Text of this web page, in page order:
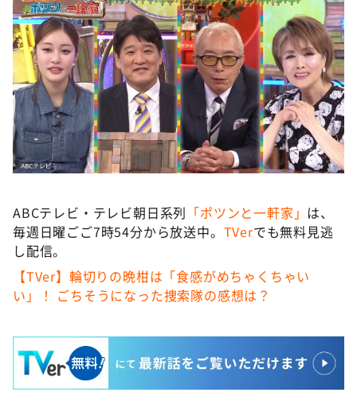
ABCテレビ・テレビ朝日系列 「ポツンと一軒家」 は、
毎週日曜ごご7時54分から放送中。 TVerでも無料見逃
し配信。
【TVer】輪切りの晩柑は「食感がめちゃくちゃい
い」！ ごちそうになった捜索隊の感想は？